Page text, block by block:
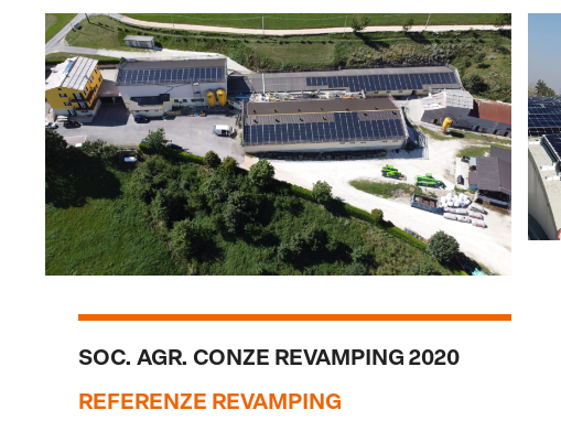
SOC. AGR. CONZE REVAMPING 2020
REFERENZE REVAMPING